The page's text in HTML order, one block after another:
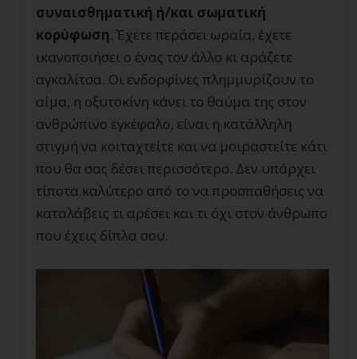
συναισθηματική ή/και σωματική
κορύφωση. Έχετε περάσει ωραία, έχετε
ικανοποιήσει ο ένας τον άλλο κι αράζετε
αγκαλίτσα. Οι ενδορφίνες πλημμυρίζουν το
αίμα, η οξυτοκίνη κάνει το θαύμα της στον
ανθρώπινο εγκέφαλο, είναι η κατάλληλη
στιγμή να κοιταχτείτε και να μοιραστείτε κάτι
που θα σας δέσει περισσότερο. Δεν υπάρχει
τίποτα καλύτερο από το να προσπαθήσεις να
καταλάβεις τι αρέσει και τι όχι στον άνθρωπο
που έχεις δίπλα σου.